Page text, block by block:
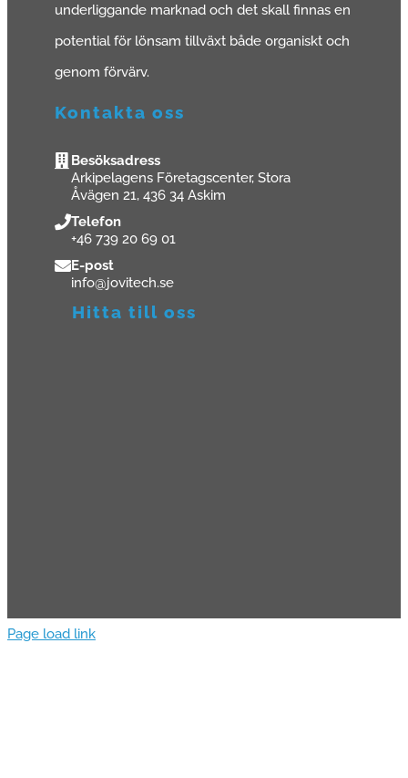
underliggande marknad och det skall finnas en
potential för lönsam tillväxt både organiskt och
genom förvärv.
Kontakta oss
Besöksadress
Arkipelagens Företagscenter, Stora
Åvägen 21, 436 34 Askim
Telefon
+46 739 20 69 01
E-post
info@jovitech.se
Hitta till oss
Page load link